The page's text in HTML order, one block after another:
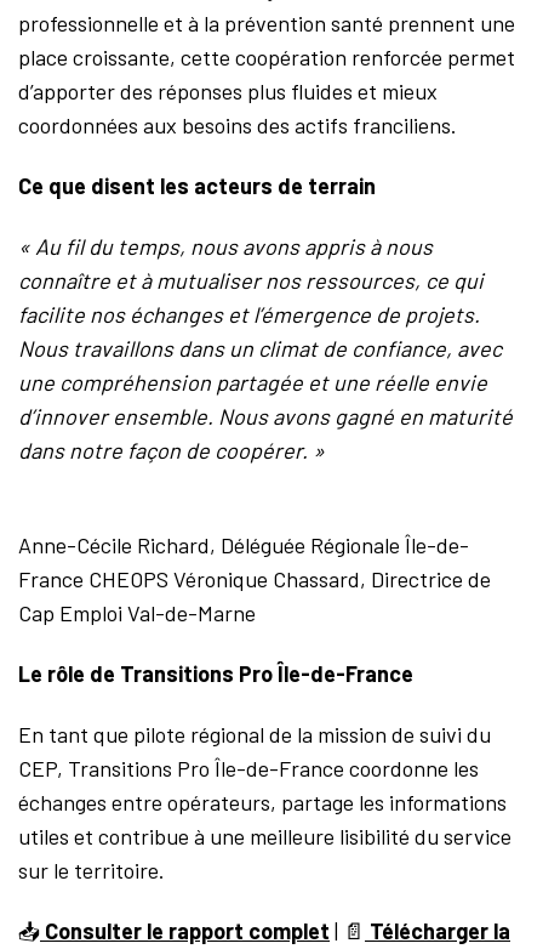
professionnelle et à la prévention santé prennent une
place croissante, cette coopération renforcée permet
d’apporter des réponses plus fluides et mieux
coordonnées aux besoins des actifs franciliens.
Ce que disent les acteurs de terrain
« Au fil du temps, nous avons appris à nous
connaître et à mutualiser nos ressources, ce qui
facilite nos échanges et l’émergence de projets.
Nous travaillons dans un climat de confiance, avec
une compréhension partagée et une réelle envie
d’innover ensemble. Nous avons gagné en maturité
dans notre façon de coopérer. »
Anne-Cécile Richard, Déléguée Régionale Île-de-
France CHEOPS Véronique Chassard, Directrice de
Cap Emploi Val-de-Marne
Le rôle de Transitions Pro Île-de-France
En tant que pilote régional de la mission de suivi du
CEP, Transitions Pro Île-de-France coordonne les
échanges entre opérateurs, partage les informations
utiles et contribue à une meilleure lisibilité du service
sur le territoire.
📥 Consulter le rapport complet | 📄 Télécharger la